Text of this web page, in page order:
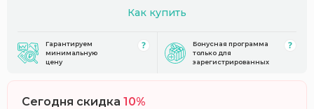
Как купить
Гарантируем
минимальную
цену
Бонусная программа
только для
зарегистрированных
Сегодня скидка 10%